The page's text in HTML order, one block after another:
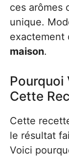
ces arômes
unique.
exactement
maison.
Pourquoi
Cette
Cette
le résultat
Voici